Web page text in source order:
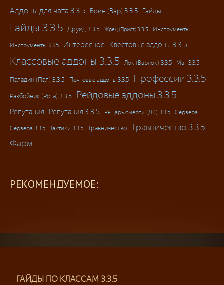
Аддоны для чата 3.3.5 Воин (Вар) 3.3.5 Гайды
Гайды 3.3.5 Друид 3.3.5 Жрец (Прист) 3.3.5 Инструменты
Инструменты 3.3.5 Интересное Квестовые аддоны 3.3.5
Классовые аддоны 3.3.5 Лок (Варлок) 3.3.5 Маг 3.3.5
Паладин (Пал) 3.3.5 Почтовые аддоны 3.3.5 Профессии 3.3.5
Разбойник (Рога) 3.3.5 Рейдовые аддоны 3.3.5
Репутация Репутация 3.3.5 Рыцарь смерти (ДК) 3.3.5 Сервера
Сервера 3.3.5 Тактики 3.3.5 Травничество Травничество 3.3.5
Фарм
РЕКОМЕНДУЕМОЕ:
ГАЙДЫ ПО КЛАССАМ 3.3.5